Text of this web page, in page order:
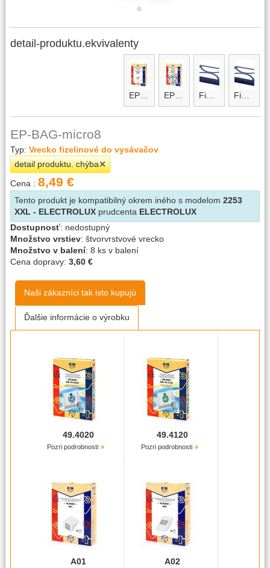
detail-produktu.ekvivalenty
EP-BAG EP-BAG-micro FiS04 FiS05
EP-BAG-micro8
Typ: Vrecko fizelinové do vysávačov
detail produktu. chýba
Cena : 8,49 €
Tento produkt je kompatibilný okrem iného s modelom 2253
XXL - ELECTROLUX prudcenta ELECTROLUX
Dostupnosť: nedostupný
Množstvo vrstiev: štvorvrstvové vrecko
Množstvo v balení: 8 ks v balení
Cena dopravy: 3,60 €
Naši zákazníci tak isto kupujú
Ďalšie informácie o výrobku
49.4020
Pozri podrobnosti
49.4120
Pozri podrobnosti
A01 A02